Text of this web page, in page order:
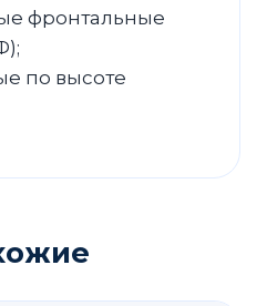
фронтальные
по высоте